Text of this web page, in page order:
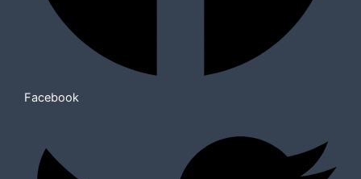
Facebook